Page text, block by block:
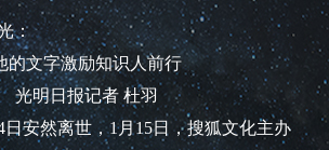
：
的文字激励知识人前行
光明日报记者 杜羽
安然离世，1月15日，搜狐文化主办